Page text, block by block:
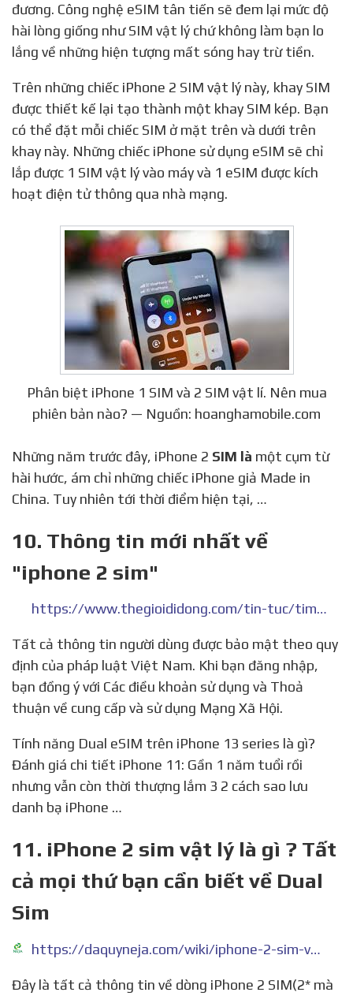
đương. Công nghệ eSIM tân tiến sẽ đem lại mức độ
hài lòng giống như SIM vật lý chứ không làm bạn lo
lắng về những hiện tượng mất sóng hay trừ tiền.
Trên những chiếc iPhone 2 SIM vật lý này, khay SIM
được thiết kế lại tạo thành một khay SIM kép. Bạn
có thể đặt mỗi chiếc SIM ở mặt trên và dưới trên
khay này. Những chiếc iPhone sử dụng eSIM sẽ chỉ
lắp được 1 SIM vật lý vào máy và 1 eSIM được kích
hoạt điện tử thông qua nhà mạng.
Phân biệt iPhone 1 SIM và 2 SIM vật lí. Nên mua
phiên bản nào? — Nguồn: hoanghamobile.com
Những năm trước đây, iPhone 2 SIM là một cụm từ
hài hước, ám chỉ những chiếc iPhone giả Made in
China. Tuy nhiên tới thời điểm hiện tại, …
10. Thông tin mới nhất về
"iphone 2 sim"
https://www.thegioididong.com/tin-tuc/tim-kiem?key=iphone+2+sim
Tất cả thông tin người dùng được bảo mật theo quy
định của pháp luật Việt Nam. Khi bạn đăng nhập,
bạn đồng ý với Các điều khoản sử dụng và Thoả
thuận về cung cấp và sử dụng Mạng Xã Hội.
Tính năng Dual eSIM trên iPhone 13 series là gì?
Đánh giá chi tiết iPhone 11: Gần 1 năm tuổi rồi
nhưng vẫn còn thời thượng lắm 3 2 cách sao lưu
danh bạ iPhone …
11. iPhone 2 sim vật lý là gì ? Tất
cả mọi thứ bạn cần biết về Dual
Sim
https://daquyneja.com/wiki/iphone-2-sim-vat-ly-la-gi-tat-ca-moi-thu-ban-can-biet-ve-dual-sim/
Đây là tất cả thông tin về dòng iPhone 2 SIM(2* mà